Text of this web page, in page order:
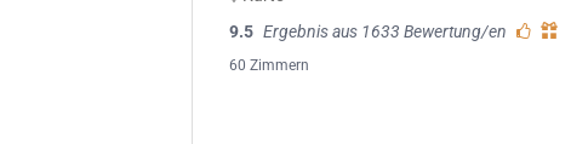
9.5 Ergebnis aus 1633 Bewertung/en
60 Zimmern